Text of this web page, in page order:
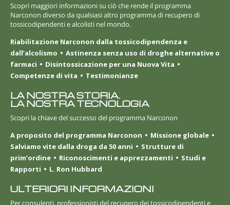
Scopri maggiori informazioni su ciò che rende il programma
Narconon diverso da qualsiasi altro programma di recupero di
tossicodipendenti e alcolisti nel mondo.
Riabilitazione Narconon dalla tossicodipendenza e
dall’alcolismo
Astinenza senza uso di droghe alternative o
farmaci
Disintossicazione per una Nuova Vita
Competenze di vita
Testimonianze
LA NOSTRA STORIA.
LA NOSTRA TECNOLOGIA
Scopri la chiave del successo del programma Narconon
A proposito del programma Narconon
Missione globale
Salviamo vite dalla droga da 50 anni
Strutture di
prim’ordine
Riconoscimenti e apprezzamenti
Studi e
Rapporti
L. Ron Hubbard
ULTERIORI INFORMAZIONI
Per consulenti, professionisti del recupero dei tossicodipendenti e